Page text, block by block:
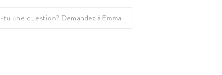
tu une question? Demandez à Emma